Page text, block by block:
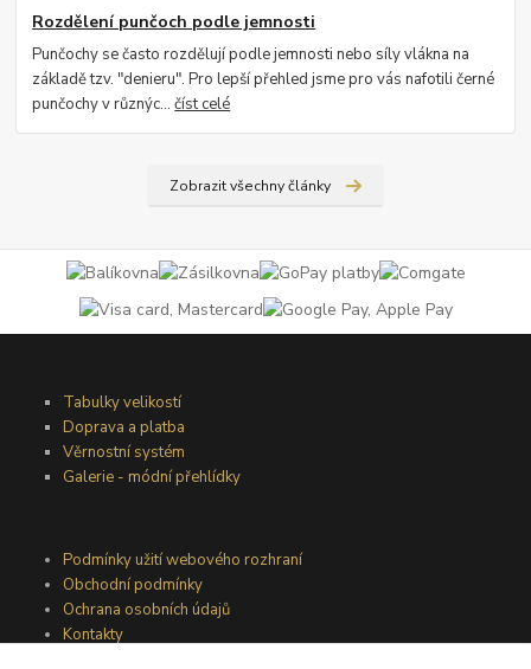
Rozdělení punčoch podle jemnosti
Punčochy se často rozdělují podle jemnosti nebo síly vlákna na
základě tzv. "denieru". Pro lepší přehled jsme pro vás nafotili černé
punčochy v různýc...číst celé
Zobrazit všechny články
Tabulky velikostí
Doprava a platba
Věrnostní systém
Galerie - módní přehlídky
Podmínky užití webového rozhraní
Obchodní podmínky
Ochrana osobních údajů
Kontakty